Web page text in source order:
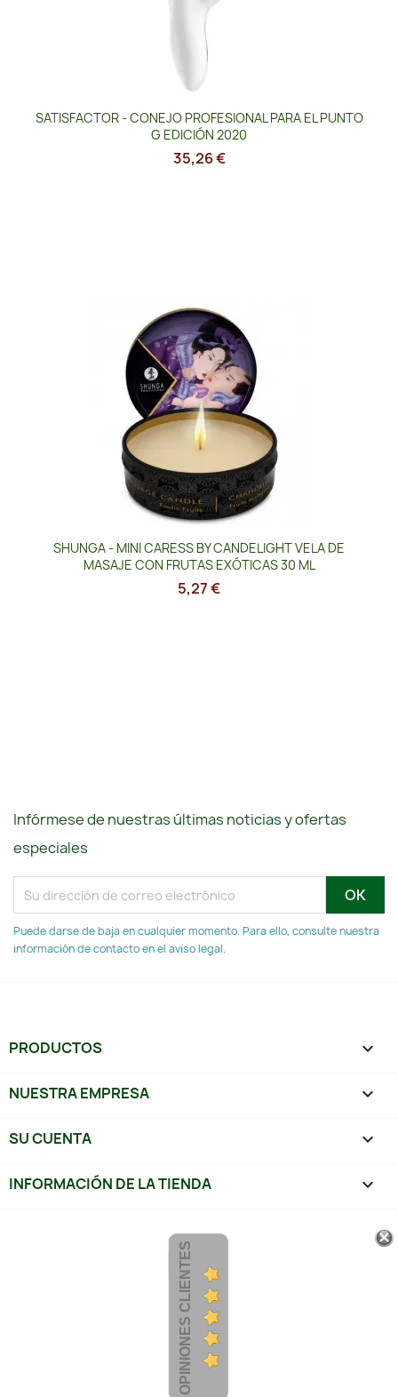
SATISFACTOR - CONEJO PROFESIONAL PARA EL PUNTO
G EDICIÓN 2020
35,26 €
SHUNGA - MINI CARESS BY CANDELIGHT VELA DE
MASAJE CON FRUTAS EXÓTICAS 30 ML
5,27 €
Infórmese de nuestras últimas noticias y ofertas
especiales
Puede darse de baja en cualquier momento. Para ello, consulte nuestra
información de contacto en el aviso legal.
PRODUCTOS 
NUESTRA EMPRESA 
SU CUENTA 
INFORMACIÓN DE LA TIENDA keyboard_arrow_down
OPINIONES CLIENTES